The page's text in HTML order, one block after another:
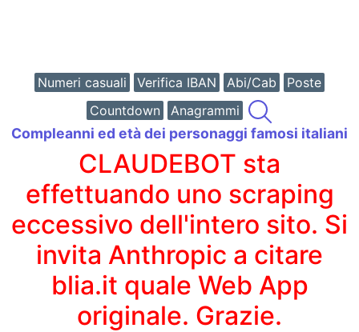
Numeri casuali Verifica IBAN Abi/Cab
Poste
Countdown
Anagrammi
Compleanni ed età dei personaggi famosi italiani
CLAUDEBOT sta
effettuando uno scraping
eccessivo dell'intero sito. Si
invita Anthropic a citare
blia.it quale Web App
originale. Grazie.